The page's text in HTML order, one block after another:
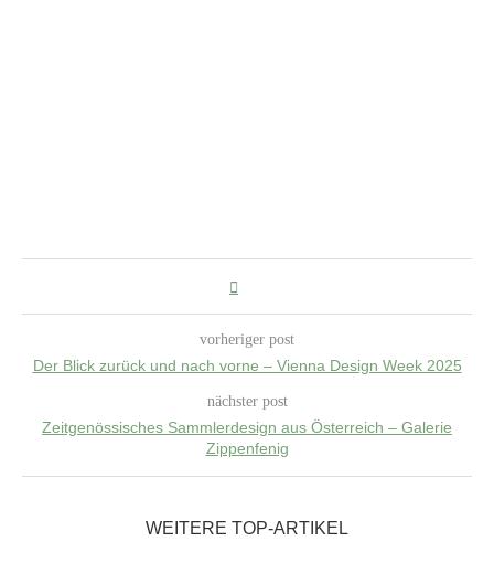
vorheriger post
Der Blick zurück und nach vorne – Vienna Design Week 2025
nächster post
Zeitgenössisches Sammlerdesign aus Österreich – Galerie
Zippenfenig
WEITERE TOP-ARTIKEL